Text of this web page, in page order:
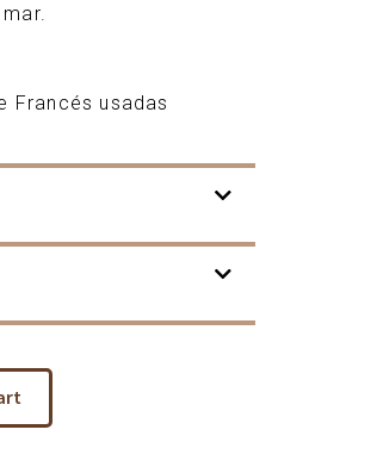
Francés usadas